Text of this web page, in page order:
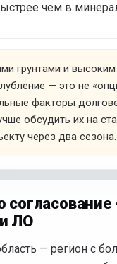
чем в
грунтами и
— это не
факторы
обсудить их на
через два сезона.
согласование
ЛО
— регион с